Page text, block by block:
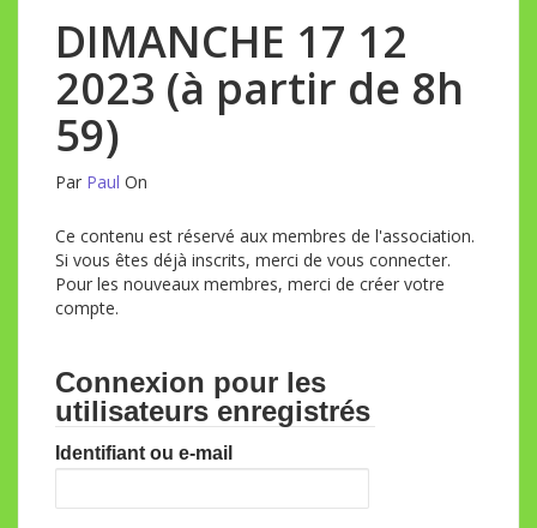
DIMANCHE 17 12
2023 (à partir de 8h
59)
Par Paul On
Ce contenu est réservé aux membres de l'association.
Si vous êtes déjà inscrits, merci de vous connecter.
Pour les nouveaux membres, merci de créer votre
compte.
Connexion pour les
utilisateurs enregistrés
Identifiant ou e-mail